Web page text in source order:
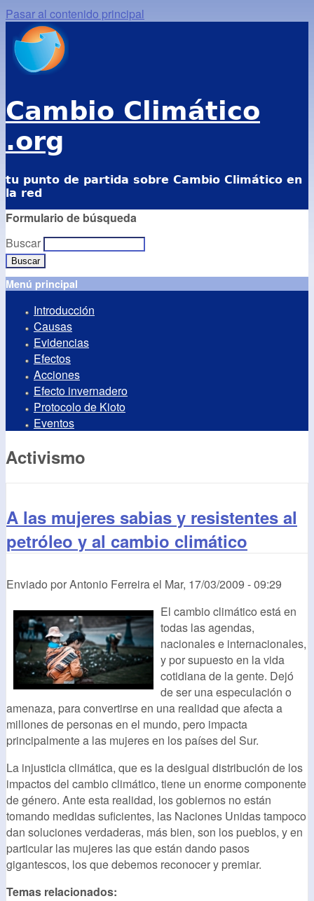
Pasar al contenido principal
Cambio Climático
.org
tu punto de partida sobre Cambio Climático en
la red
Formulario de búsqueda
Buscar
Menú principal
Introducción
Causas
Evidencias
Efectos
Acciones
Efecto invernadero
Protocolo de Kioto
Eventos
Activismo
A las mujeres sabias y resistentes al
petróleo y al cambio climático
Enviado porAntonio Ferreirael Mar, 17/03/2009 - 09:29
El cambio climático está en
todas las agendas,
nacionales e internacionales,
y por supuesto en la vida
cotidiana de la gente. Dejó
de ser una especulación o
amenaza, para convertirse en una realidad que afecta a
millones de personas en el mundo, pero impacta
principalmente a las mujeres en los países del Sur.
La injusticia climática, que es la desigual distribución de los
impactos del cambio climático, tiene un enorme componente
de género. Ante esta realidad, los gobiernos no están
tomando medidas suficientes, las Naciones Unidas tampoco
dan soluciones verdaderas, más bien, son los pueblos, y en
particular las mujeres las que están dando pasos
gigantescos, los que debemos reconocer y premiar.
Temas relacionados: